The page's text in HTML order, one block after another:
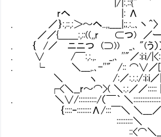
|/|:.::{'' ' ＼|八:.::
rへ |: Λ '' ＼|:|く ﾉ
. ／｝:,::,:＞～へ..,,____|;;.:..､丶
／／{＿＿:,::((,,r ⊂つ) ／ー―＜
. ｛ /／ ニニつ (⊃)) _､ "(う）
. ∨ /￣:,:.,. _,､ ''"／:i:i/
. └ ＼___,.､-''" /:: ⌒∨／[:ｉ)く
＼ ヽ /:／:.:.:/:i:i／|:i:i:＼:⌒
┌<＼__r～⌒>( ＼:.:／／::::: |:i:i:i:
. ＼∨/::::::::::/（￣｀ ＼:::::::::::::::::
｛::::ｰ::::::::Λ/:::￣＼ ＼___／
:::::::::＼ }:|::.::.
::<⌒＼__r～ヘ